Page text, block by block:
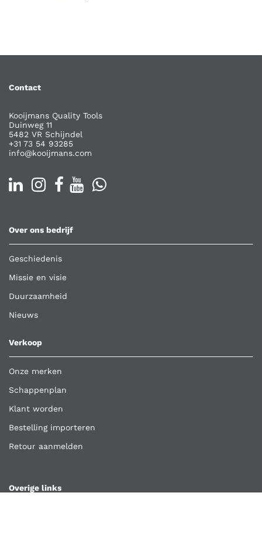
Contact
Kooijmans Quality Tools
Duinweg 11
5482 VR Schijndel
+31 73 54 93285
info@kooijmans.com
Over ons bedrijf
Geschiedenis
Missie en visie
Duurzaamheid
Nieuws
Verkoop
Onze merken
Schappenplan
Klant worden
Bestelling importeren
Retour aanmelden
Overige links